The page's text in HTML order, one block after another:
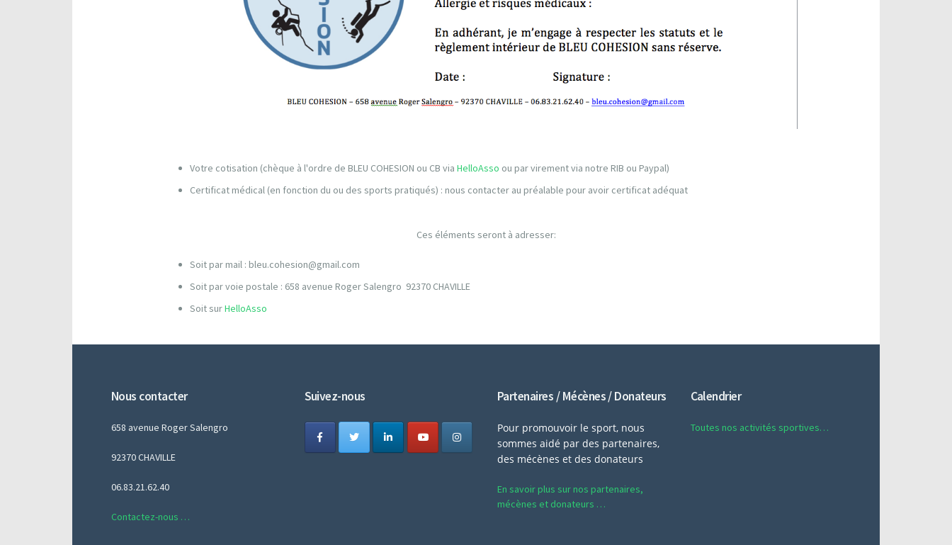
Votre cotisation (chèque à l'ordre de BLEU COHESION ou CB via HelloAsso ou par virement via notre RIB ou Paypal)
Certificat médical (en fonction du ou des sports pratiqués) : nous contacter au préalable pour avoir certificat adéquat
Ces éléments seront à adresser:
Soit par mail : bleu.cohesion@gmail.com
Soit par voie postale : 658 avenue Roger Salengro 92370 CHAVILLE
Soit surHelloAsso
Nous contacter
658 avenue Roger Salengro
92370 CHAVILLE
06.83.21.62.40
Contactez-nous …
Suivez-nous Partenaires / Mécènes / Donateurs
Pour promouvoir le sport, nous
sommes aidé par des partenaires,
des mécènes et des donateurs
En savoir plus sur nos partenaires,
mécènes et donateurs …
Calendrier
Toutes nos activités sportives…